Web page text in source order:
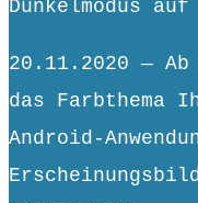
Dunkelmodus
20.11.2020 —
das Farbthema
Android-